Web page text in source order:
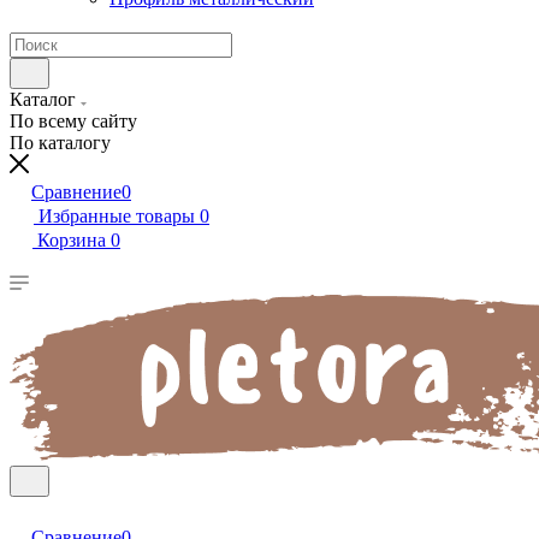
Каталог
По всему сайту
По каталогу
Сравнение0
Избранные товары 0
Корзина 0